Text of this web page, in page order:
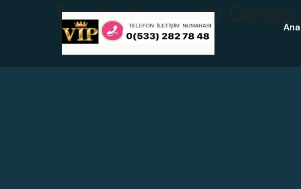
Tag Archiveparty Dansçı